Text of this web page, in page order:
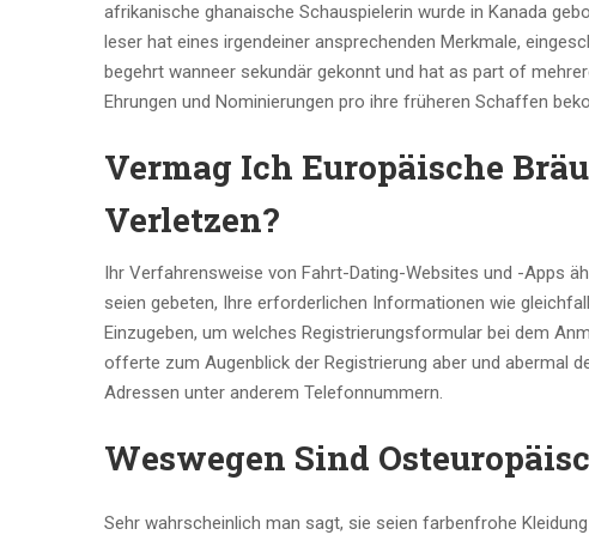
afrikanische ghanaische Schauspielerin wurde in Kanada
leser hat eines irgendeiner ansprechenden Merkmale,
begehrt wanneer sekundär gekonnt und hat as part of
Ehrungen und Nominierungen pro ihre früheren Schaffen
Vermag Ich Europäische
Verletzen?
Ihr Verfahrensweise von Fahrt-Dating-Websites und -Apps
seien gebeten, Ihre erforderlichen Informationen wie
Einzugeben, um welches Registrierungsformular bei dem
offerte zum Augenblick der Registrierung aber und abermal
Adressen unter anderem Telefonnummern.
Weswegen Sind
Sehr wahrscheinlich man sagt, sie seien farbenfrohe Kleidung